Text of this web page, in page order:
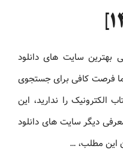
بهترین سایت های دانلود
فرصت کافی برای جستجوی
الکترونیک را ندارید، این
دیگر سایت های دانلود
این مطلب، …